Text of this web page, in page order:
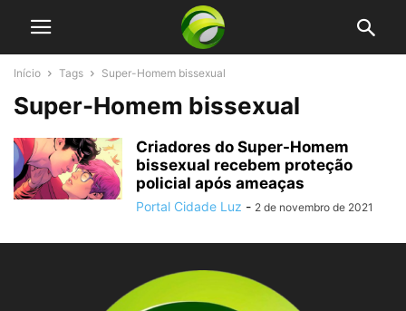
Início Tags Super-Homem bissexual
Super-Homem bissexual
Criadores do Super-Homem
bissexual recebem proteção
policial após ameaças
Portal Cidade Luz - 2 de novembro de 2021